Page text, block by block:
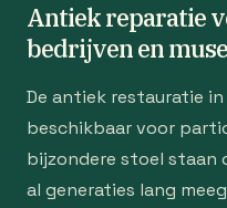
Antiek reparatie
bedrijven en
De antiek restauratie
beschikbaar voor
bijzondere stoel staan
al generaties lang